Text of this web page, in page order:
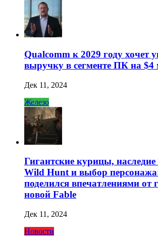
Qualcomm к 2029 году хочет
выручку в сегменте ПК на $4
Дек 11, 2024
Железо
Гигантские курицы,
Wild Hunt и выбор
поделился впечатлениями от
новой Fable
Дек 11, 2024
Новости